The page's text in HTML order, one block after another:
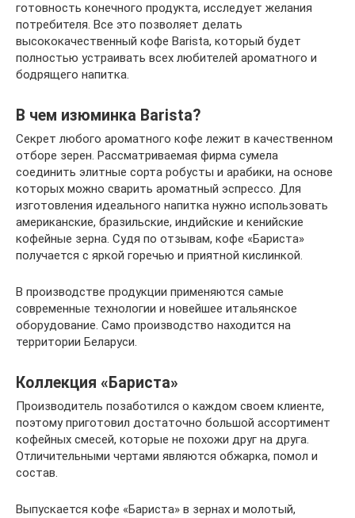
готовность конечного продукта, исследует желания
потребителя. Все это позволяет делать
высококачественный кофе Barista, который будет
полностью устраивать всех любителей ароматного и
бодрящего напитка.
В чем изюминка Barista?
Секрет любого ароматного кофе лежит в качественном
отборе зерен. Рассматриваемая фирма сумела
соединить элитные сорта робусты и арабики, на основе
которых можно сварить ароматный эспрессо. Для
изготовления идеального напитка нужно использовать
американские, бразильские, индийские и кенийские
кофейные зерна. Судя по отзывам, кофе «Бариста»
получается с яркой горечью и приятной кислинкой.
В производстве продукции применяются самые
современные технологии и новейшее итальянское
оборудование. Само производство находится на
территории Беларуси.
Коллекция «Бариста»
Производитель позаботился о каждом своем клиенте,
поэтому приготовил достаточно большой ассортимент
кофейных смесей, которые не похожи друг на друга.
Отличительными чертами являются обжарка, помол и
состав.
Выпускается кофе «Бариста» в зернах и молотый,